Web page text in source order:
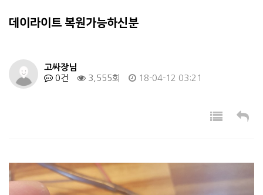
데이라이트 복원가능하신분
고싸장님
0건
3,555회 18-04-12 03:21